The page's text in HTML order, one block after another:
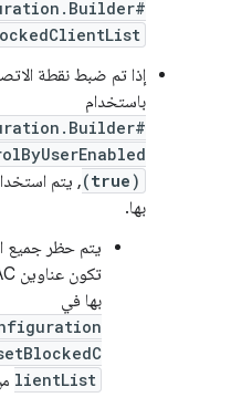
إذا تم ضبط نقطة
باستخدام
(true )
, يتم
بها.
يتم حظر جميع
بها في
lientList